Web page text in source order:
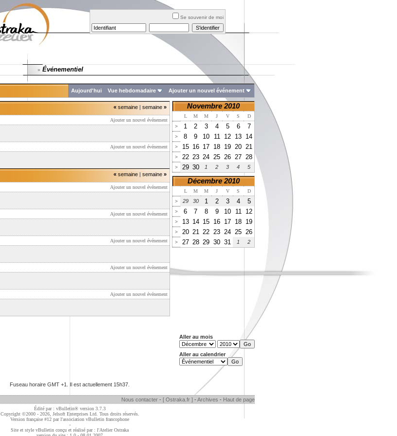
Se souvenir de moi
» Événementiel
Aujourd'hui Vue hebdomadaire Ajouter un nouvel événement
« semaine | semaine »
Ajouter un nouvel événement
Ajouter un nouvel événement
« semaine | semaine »
Ajouter un nouvel événement
Ajouter un nouvel événement
Ajouter un nouvel événement
Ajouter un nouvel événement
Ajouter un nouvel événement
Novembre 2010
L M M J V S
D
>
1 2 3 4 5 6 7
> 8 9 10 11 12 13 14
> 15 16 17 18 19 20 21
> 22 23 24 25 26 27 28
> 29 30 1 2 3 4 5
Décembre 2010
L M M J V S
D
>
29 30 1 2 3 4 5
> 6 7 8 9 10 11 12
> 13 14 15 16 17 18 19
> 20 21 22 23 24 25 26
> 27 28 29 30 31 1 2
Aller au mois
Aller au calendrier
Fuseau horaire GMT +1. Il est actuellement 15h37
Nous contacter - [ Ostraka.fr ] - Archives - Haut de page
Édité par : vBulletin® version 3.7.3
Copyright ©2000 - 2026, Jelsoft Enterprises Ltd. Tous droits réservés.
Version française #12 parl'association vBulletin francophone
-
Site et style vBulletin conçu et réalisé par : l'Atelier Ostraka